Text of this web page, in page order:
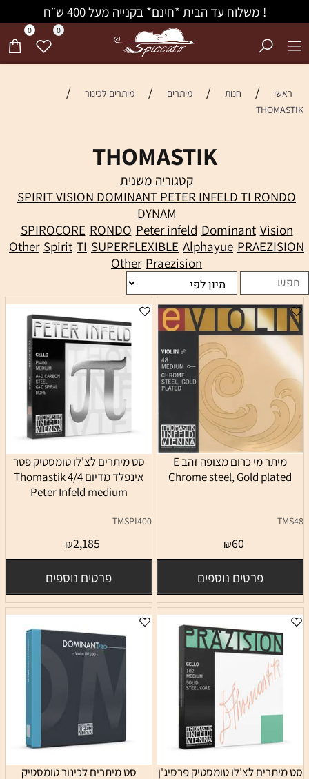
! משלוח עד הבית *חינם* בקנייה מעל 400 ש״ח
0 0
ראשי / חנות / מיתרים / מיתרים לכינור /
THOMASTIK
THOMASTIK
קטגוריה משנית
SPIRIT VISION DOMINANT PETER INFELD TI RONDO
DYNAM
Vision
Dominant
Peter infeld
RONDO
SPIROCORE
PRAEZISION
Alphayue
SUPERFLEXIBLE
TI
Spirit
Other
Praezision
Other
מיתר מי כרום מצופה זהב E
Chrome steel, Gold plated
TMS48
₪60
פרטים נוספים
סט מיתרים לצ'לו טומסטיק פטר
אינפלד מדיום 4/4 Thomastik
Peter Infeld medium
TMSPI400
₪2,185
פרטים נוספים
סט מיתרים לצ'לו טומסטיק פרסיג'ן
סט מיתרים לכינור טומסטיק